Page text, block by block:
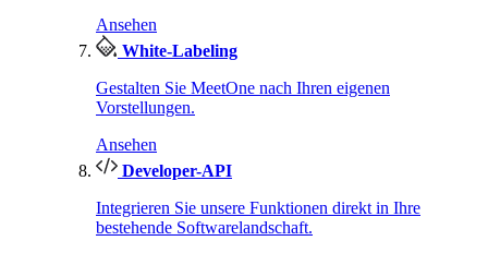
Ansehen
White-Labeling
Gestalten Sie MeetOne nach Ihren eigenen
Vorstellungen.
Ansehen
Developer-API
Integrieren Sie unsere Funktionen direkt in Ihre
bestehende Softwarelandschaft.